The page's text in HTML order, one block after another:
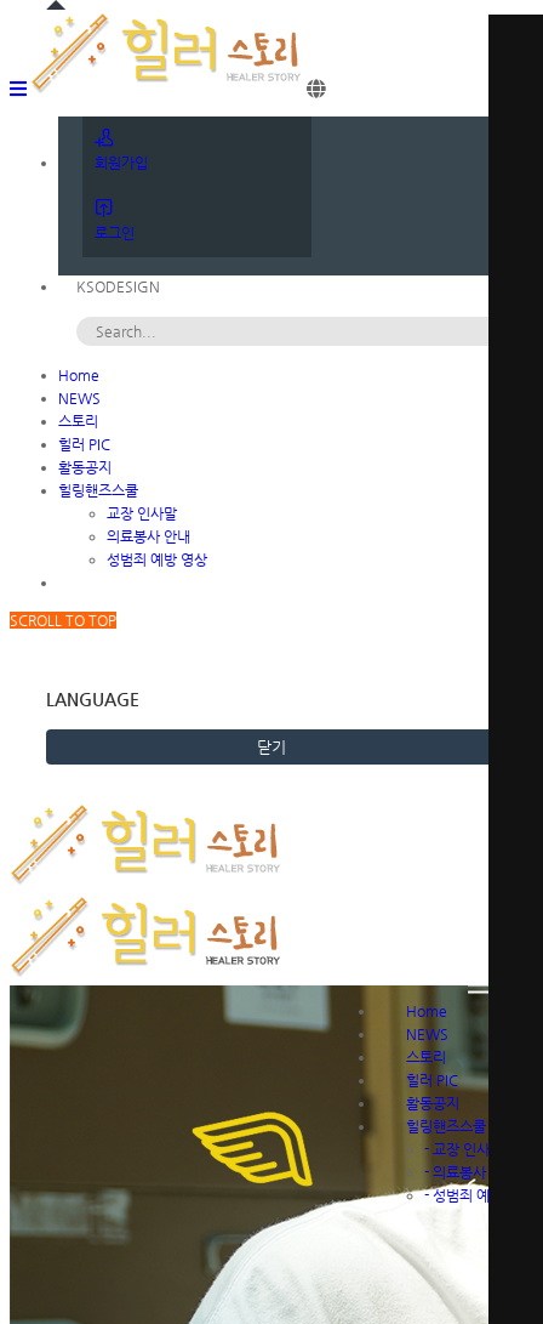
회원가입
로그인
KSODESIGN
Home
NEWS
스토리
힐러 PIC
활동공지
힐링핸즈스쿨
교장 인사말
의료봉사 안내
성범죄 예방 영상
SCROLL TO TOP
LANGUAGE
닫기
Home
NEWS
스토리
힐러 PIC
활동공지
힐링핸즈스쿨
- 교장 인사말
- 의료봉사 안내
-성범죄 예방 영상